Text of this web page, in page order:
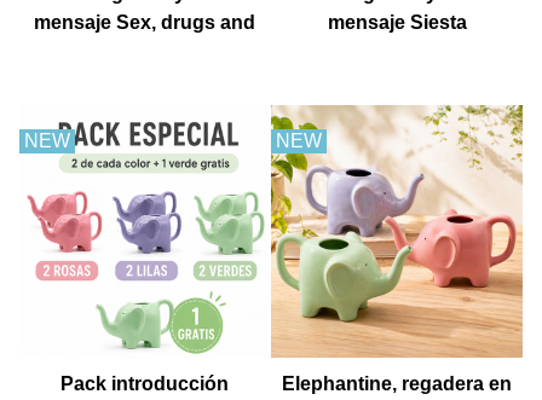
mensaje Sex, drugs and
mensaje Siesta
NEW
Pack introducción
NEW
Elephantine, regadera en